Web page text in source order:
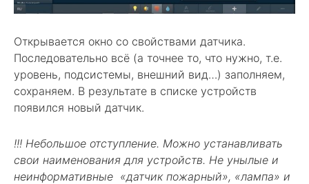
Открывается окно со свойствами датчика.
Последовательно всё (а точнее то, что нужно, т.е.
уровень, подсистемы, внешний вид…) заполняем,
сохраняем. В результате в списке устройств
появился новый датчик.
!!! Небольшое отступление. Можно устанавливать
свои наименования для устройств. Не унылые и
неинформативные «датчик пожарный», «лампа» и